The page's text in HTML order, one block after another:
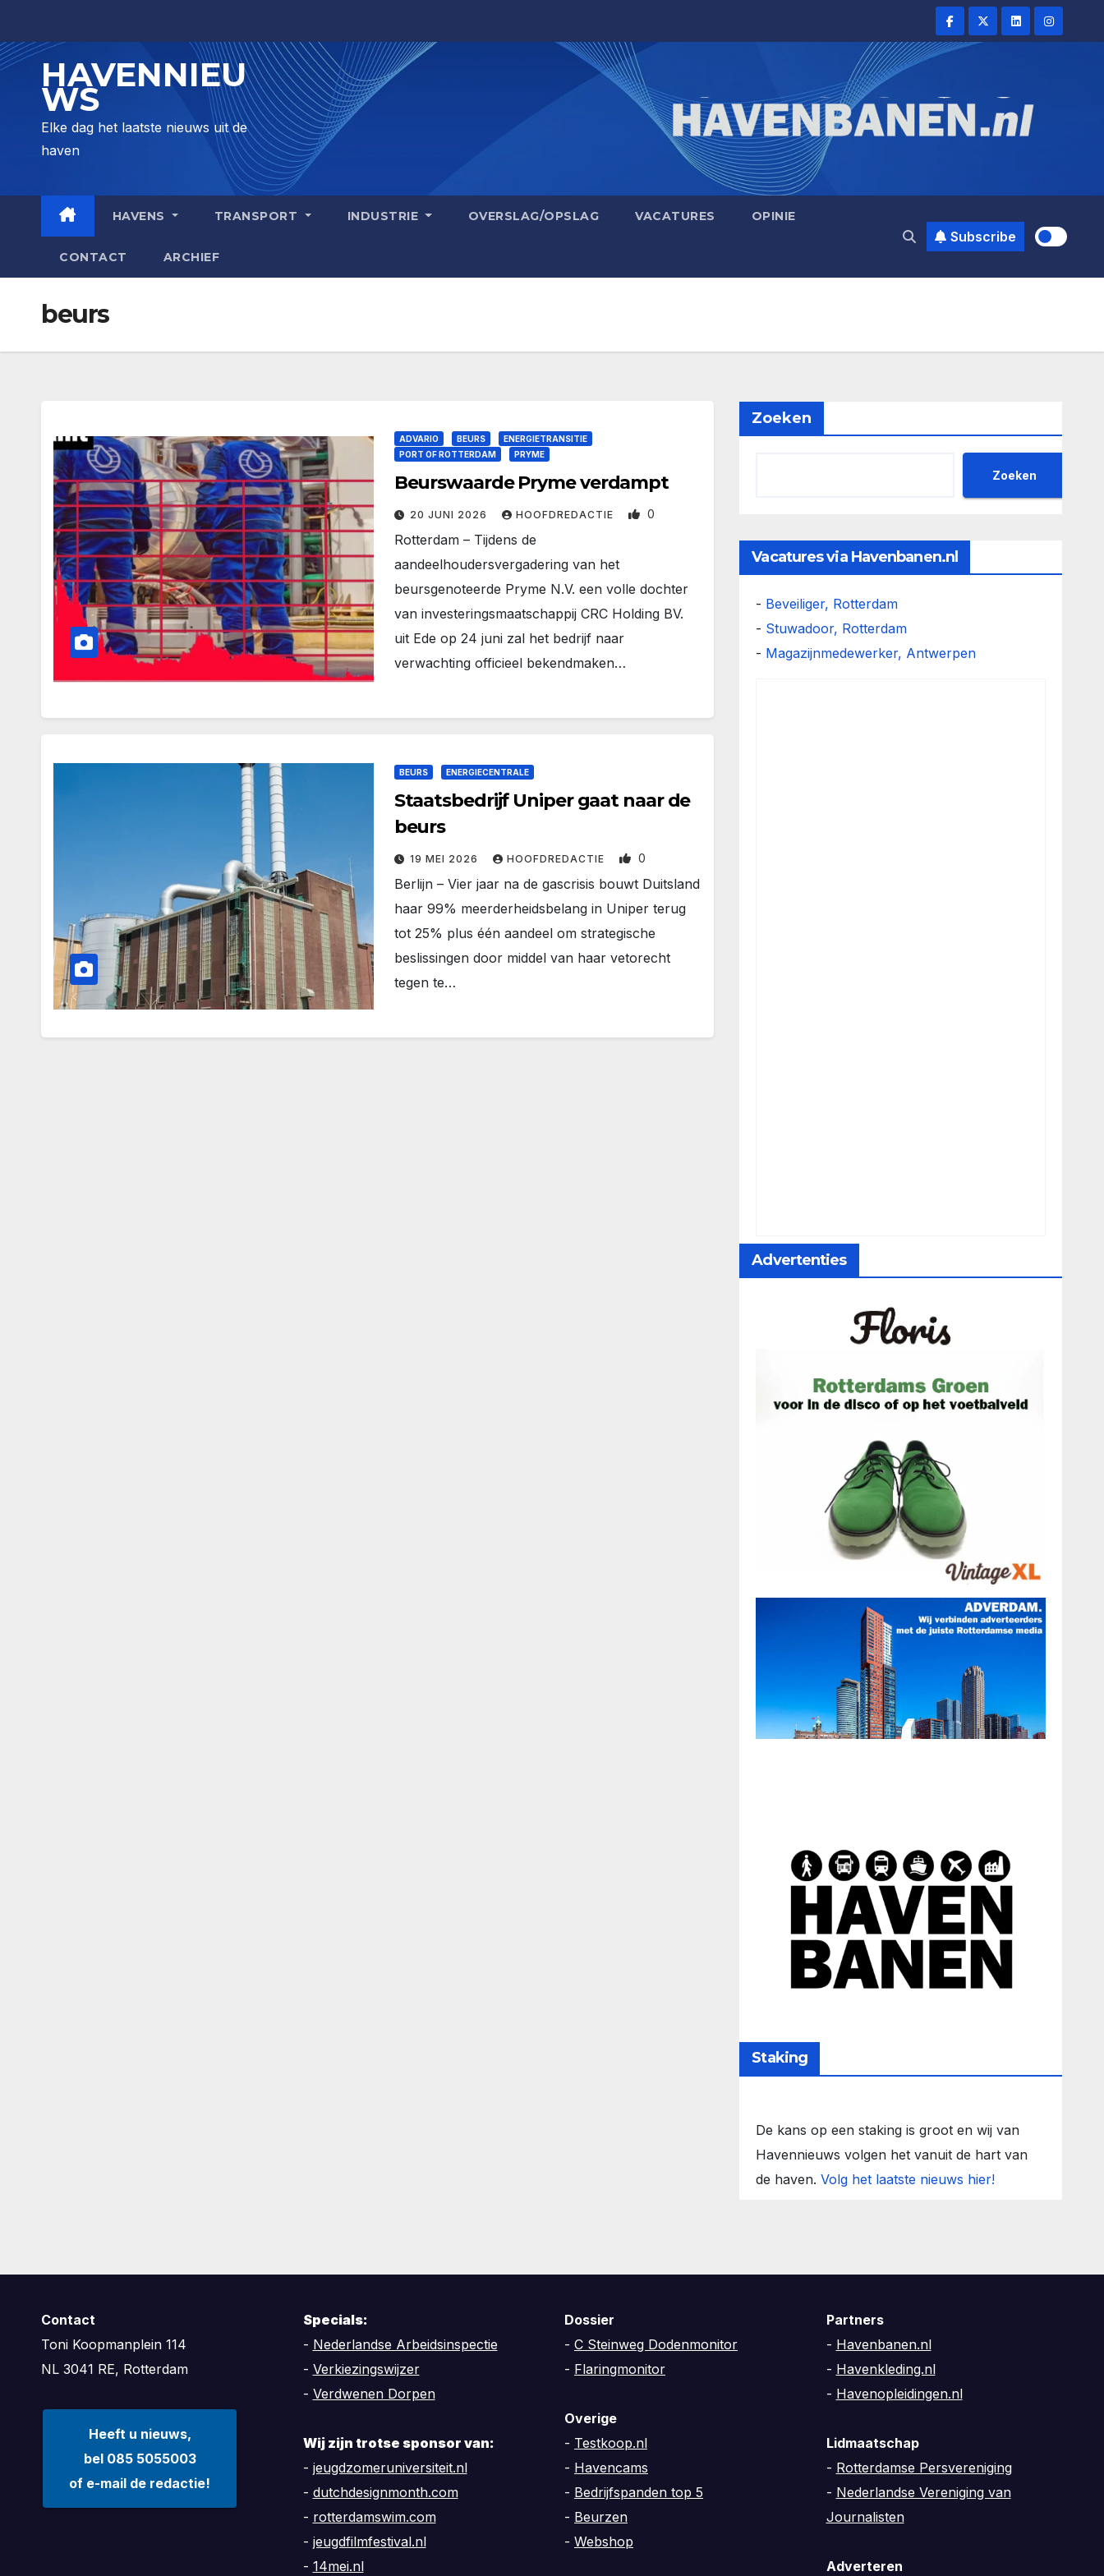
contentHAVENNIEU
WS
Elke dag het laatste nieuws uit de
haven
HAVENS TRANSPORT INDUSTRIE OVERSLAG/OPSLAG VACATURES OPINIE
CONTACT ARCHIEF
Subscribe
beurs
ADVARIO BEURS
ENERGIETRANSITIE
PORT OF ROTTERDAM
PRYME
Beurswaarde Pryme verdampt
20 JUNI 2026 HOOFDREDACTIE 0
Rotterdam – Tijdens de
aandeelhoudersvergadering van het
beursgenoteerde Pryme N.V. een volle dochter
van investeringsmaatschappij CRC Holding BV.
uit Ede op 24 juni zal het bedrijf naar
verwachting officieel bekendmaken…
BEURS ENERGIECENTRALE
Staatsbedrijf Uniper gaat naar de
beurs
19 MEI 2026 HOOFDREDACTIE 0
Berlijn – Vier jaar na de gascrisis bouwt Duitsland
haar 99% meerderheidsbelang in Uniper terug
tot 25% plus één aandeel om strategische
beslissingen door middel van haar vetorecht
tegen te…
Zoeken
Zoeken
Vacatures via Havenbanen.nl
- Beveiliger, Rotterdam
- Stuwadoor, Rotterdam
- Magazijnmedewerker, Antwerpen
Advertenties
Staking
De kans op een staking is groot en wij van
Havennieuws volgen het vanuit de hart van
de haven.Volg het laatste nieuws hier!
Contact
Toni Koopmanplein 114
NL 3041 RE, Rotterdam
Heeft u nieuws,
bel 085 5055003
of e-mail de redactie!
Specials:
- Nederlandse Arbeidsinspectie
- Verkiezingswijzer
- Verdwenen Dorpen
Wij zijn trotse sponsor van:
- jeugdzomeruniversiteit.nl
- dutchdesignmonth.com
- rotterdamswim.com
- jeugdfilmfestival.nl
- 14mei.nl
Dossier
- C Steinweg Dodenmonitor
- Flaringmonitor
Overige
- Testkoop.nl
- Havencams
- Bedrijfspanden top 5
- Beurzen
- Webshop
Partners
- Havenbanen.nl
- Havenkleding.nl
- Havenopleidingen.nl
Lidmaatschap
- Rotterdamse Persvereniging
- Nederlandse Vereniging van
Journalisten
Adverteren